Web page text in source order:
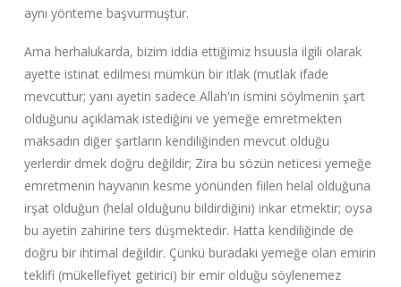
aynı yönteme başvurmuştur.
Ama herhalukarda, bizim iddia ettiğimiz hsuusla ilgili olarak
ayette istinat edilmesi mümkün bir itlak (mutlak ifade
mevcuttur; yanı ayetin sadece Allah'ın ismini söylmenin şart
olduğunu açıklamak istediğini ve yemeğe emretmekten
maksadın diğer şartların kendiliğinden mevcut olduğu
yerlerdir dmek doğru değildir; Zira bu sözün neticesi yemeğe
emretmenin hayvanın kesme yönünden fiilen helal olduğuna
irşat olduğun (helal olduğunu bildirdiğini) inkar etmektir; oysa
bu ayetin zahirine ters düşmektedir. Hatta kendiliğinde de
doğru bir ihtimal değildir. Çünkü buradaki yemeğe olan emirin
teklifi (mükellefiyet getirici) bir emir olduğu söylenemez